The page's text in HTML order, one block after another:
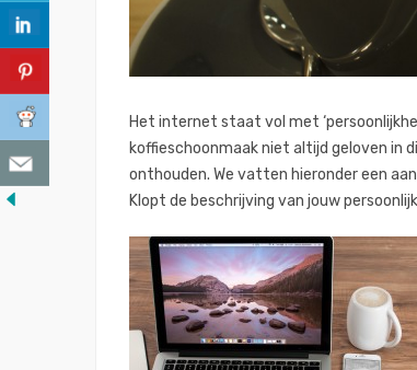
Het internet staat vol met
koffieschoonmaak niet altijd geloven in
onthouden. We vatten hieronder een
Klopt de beschrijving van jouw